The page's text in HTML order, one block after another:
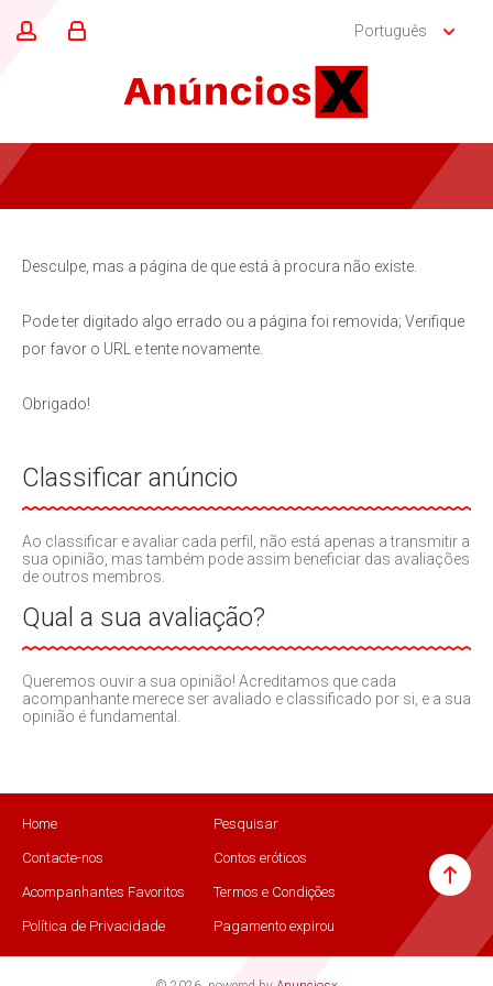
Português
Desculpe, mas a página de que está à procura não existe.
Pode ter digitado algo errado ou a página foi removida; Verifique
por favor o URL e tente novamente.
Obrigado!
Classificar anúncio
Ao classificar e avaliar cada perfil, não está apenas a transmitir a
sua opinião, mas também pode assim beneficiar das avaliações
de outros membros.
Qual a sua avaliação?
Queremos ouvir a sua opinião! Acreditamos que cada
acompanhante merece ser avaliado e classificado por si, e a sua
opinião é fundamental.
Home Pesquisar
Contacte-nos Contos eróticos
Acompanhantes Favoritos Termos e Condições
Política de Privacidade Pagamento expirou